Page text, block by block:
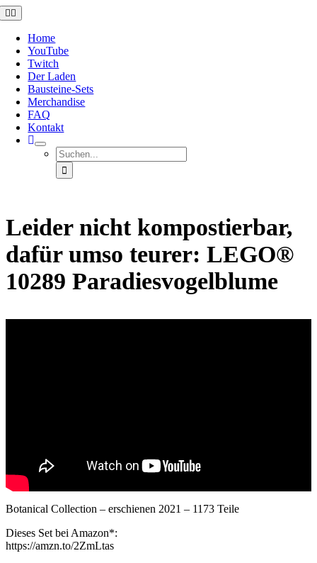
Zum
Inhalt
springen
Toggle
Navigation
Home
YouTube
Twitch
Der Laden
Bausteine-Sets
Merchandise
FAQ
Kontakt
Suche
nach:
Leider nicht kompostierbar,
dafür umso teurer: LEGO®
10289 Paradiesvogelblume
Botanical Collection – erschienen 2021 – 1173 Teile
Dieses Set bei Amazon*:
https://amzn.to/2ZmLtas